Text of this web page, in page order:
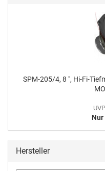
SPM-205/4, 8 ", Hi-Fi-
Nur
Hersteller